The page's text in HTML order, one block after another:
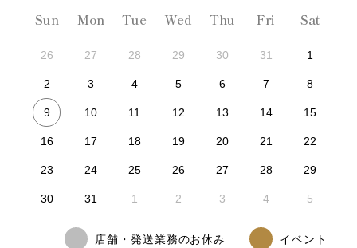
Sun Mon Tue Wed Thu Fri Sat
26 27 28 29 30 31 1
2 3 4 5 6 7 8
9 10 11 12 13 14 15
16 17 18 19 20 21 22
23 24 25 26 27 28 29
30 31 1 2 3 4 5
店舗・発送業務のお休み イベント